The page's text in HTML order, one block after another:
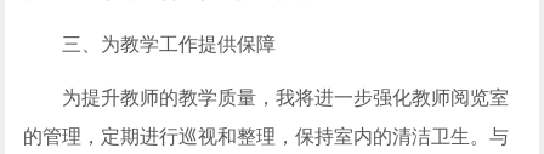
三、为教学工作提供保障
为提升教师的教学质量，我将进一步强化教师阅览室
的管理，定期进行巡视和整理，保持室内的清洁卫生。与